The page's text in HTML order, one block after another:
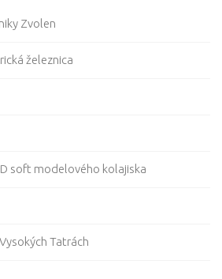
Zvolen
železnica
soft modelového kolajiska
Tatrách